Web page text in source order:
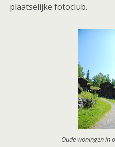
plaatselijke fotoclub.
Oude woningen in